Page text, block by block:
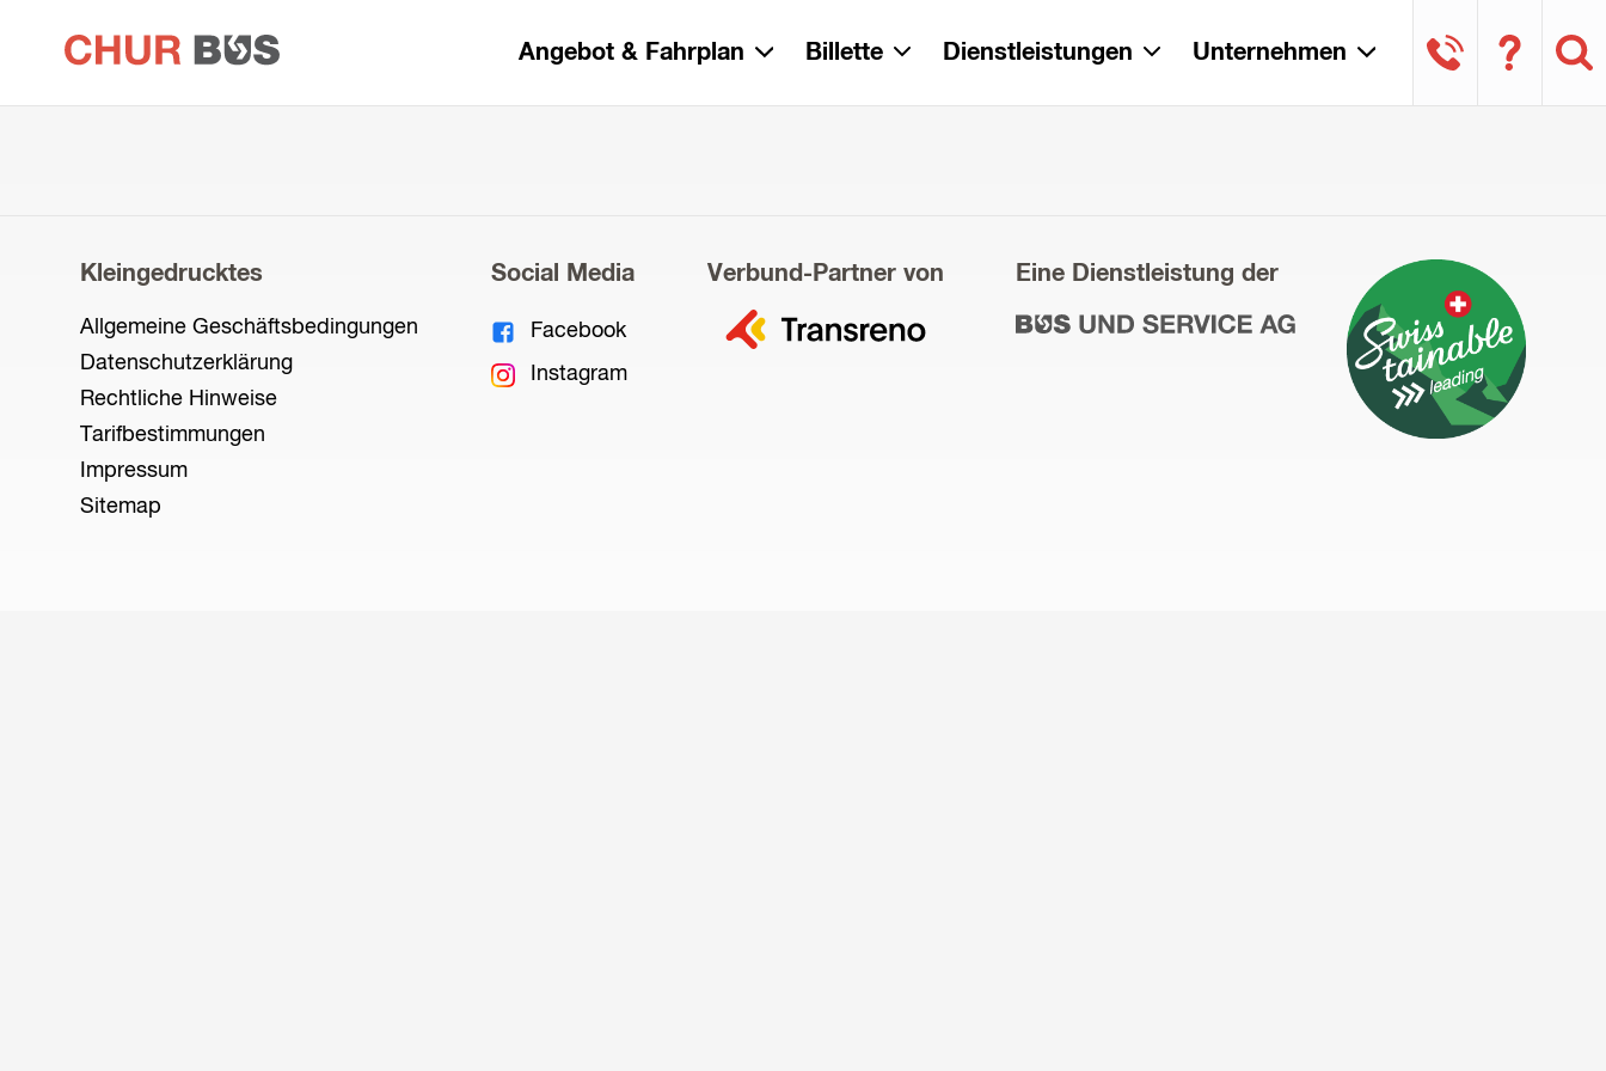
zur
Startseite
Angebot & Fahrplan Billette Dienstleistungen Unternehmen
Kleingedrucktes
Allgemeine Geschäftsbedingungen
Datenschutzerklärung
Rechtliche Hinweise
Tarifbestimmungen
Impressum
Sitemap
Social Media
Facebook
Instagram
Verbund-Partner von
zu
Eine Dienstleistung der
zu